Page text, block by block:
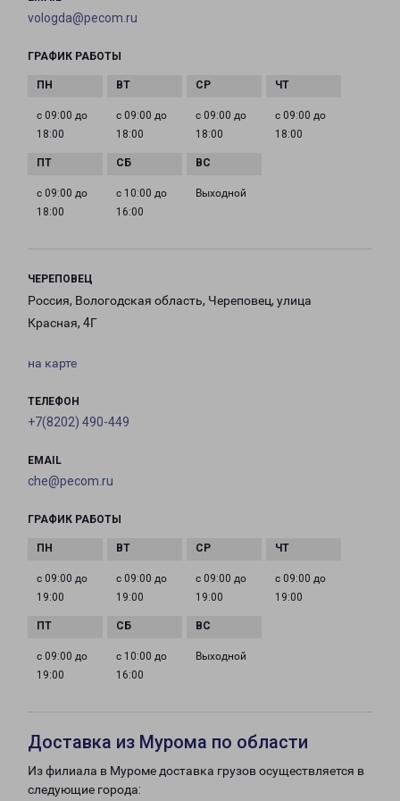
vologda@pecom.ru
ГРАФИК РАБОТЫ
с 09:00 до
18:00
с 09:00 до
18:00
с 09:00 до
18:00
с 09:00 до
18:00
с 09:00 до
18:00
с 10:00 до
16:00
Выходной
ЧЕРЕПОВЕЦ
Россия, Вологодская область, Череповец, улица
Красная, 4Г
на карте
ТЕЛЕФОН
+7(8202) 490-449
EMAIL
che@pecom.ru
ГРАФИК РАБОТЫ
с 09:00 до
19:00
с 09:00 до
19:00
с 09:00 до
19:00
с 09:00 до
19:00
с 09:00 до
19:00
с 10:00 до
16:00
Выходной
Доставка из Мурома по области
Из филиала в Муроме доставка грузов осуществляется в
следующие города: